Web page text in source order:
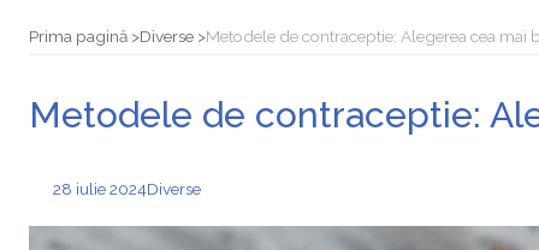
17 decembrie 2025 Multisite
31 iulie 2026 Diverticulita: când
Prima pagină Diverse Metodele de contraceptie: Alegerea cea mai
Metodele de contraceptie:
28 iulie 2024Diverse